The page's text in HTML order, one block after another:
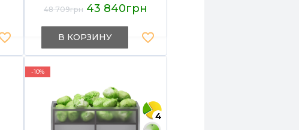
нагрузка 300 кг, для
промышленности,
Украина
48 709грн 43 840грн
В КОРЗИНУ
-10%
4